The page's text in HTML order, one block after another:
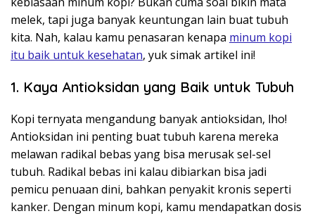
melek, tapi juga banyak keuntungan lain buat tubuh
kita. Nah, kalau kamu penasaran kenapa minum kopi
itu baik untuk kesehatan, yuk simak artikel ini!
1. Kaya Antioksidan yang Baik untuk Tubuh
Kopi ternyata mengandung banyak antioksidan, lho!
Antioksidan ini penting buat tubuh karena mereka
melawan radikal bebas yang bisa merusak sel-sel
tubuh. Radikal bebas ini kalau dibiarkan bisa jadi
pemicu penuaan dini, bahkan penyakit kronis seperti
kanker. Dengan minum kopi, kamu mendapatkan dosis